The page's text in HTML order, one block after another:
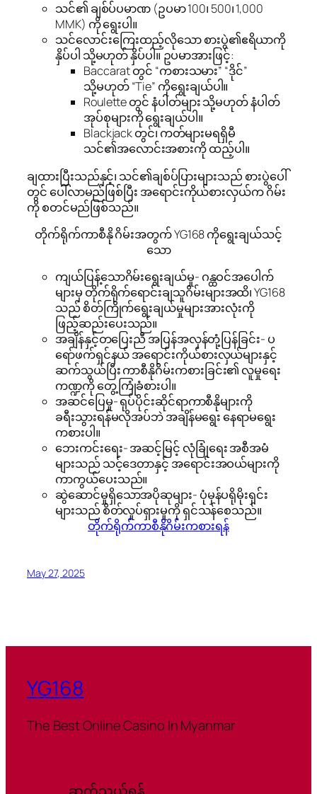
သင်၏ ချစ်ပ်ပမာဏ (ဥပမာ 100၊ 500၊ 1,000
MMK) ကို ရွေးပါ။
သင်လောင်းကြေးထည့်လိုသော စားပွဲ၏ဧရိယာကို
နှိပ်ပါ သို့မဟုတ် နှိပ်ပါ။ ဥပမာအားဖြင့်:
Baccarat တွင် “ကစားသမား” “ဒိုင်”
သို့မဟုတ် “Tie” ကိုရွေးချယ်ပါ။
Roulette တွင် နံပါတ်များ သို့မဟုတ် နံပါတ်
အုပ်စုများကို ရွေးချယ်ပါ။
Blackjack တွင်၊ ကတ်များမရရှိမီ
သင်၏အလောင်းအစားကို ထည့်ပါ။
ချထားပြီးသည်နှင့်၊ သင်၏ချစ်ပ်ပြားများသည် စားပွဲပေါ်
တွင် ပေါ်လာမည်ဖြစ်ပြီး အရောင်းကိုယ်စားလှယ်က ဂိမ်း
ကို စတင်မည်ဖြစ်သည်။
တိုက်ရိုက်ကာစီနို ဂိမ်းအတွက် YG168 ကိုရွေးချယ်သင့်
သော
ကျယ်ပြန့်သောဂိမ်းရွေးချယ်မှု- ဂန္ထဝင်အပေါက်
များမှ တိုက်ရိုက်ရောင်းချသူဂိမ်းများအထိ၊ YG168
သည် စိတ်ကြိုက်ရွေးချယ်မှုများအားလုံးကို
ဖြည့်ဆည်းပေးသည်။
အချိန်နှင့်တပြေးညီ အပြန်အလှန်တုံ့ပြန်ခြင်း- ပ
ရော်ဖက်ရှင်နယ် အရောင်းကိုယ်စားလှယ်များနှင့်
ဆက်သွယ်ပြီး ကာစီနိုဂိမ်းကစားခြင်း၏ လူမှုရေး
ကဏ္ဍကို တွေ့ကြုံခံစားပါ။
အဆင်ပြေမှု- ရုပ်ပိုင်းဆိုင်ရာကာစီနိုများကို
ခရီးသွားရန်မလိုအပ်ဘဲ အချိန်မရွေး နေရာမရွေး
ကစားပါ။
ဘေးကင်းရေး- အဆင့်မြင့် လုံခြုံရေး အစီအမံ
များသည် သင့်ဒေတာနှင့် အရောင်းအဝယ်များကို
ကာကွယ်ပေးသည်။
ဆွဲဆောင်မှုရှိသောအပိုဆုများ- ပုံမှန်ပရိုမိုးရှင်း
များသည် စိတ်လှုပ်ရှားမှုကို ရှင်သန်စေသည်။
တိုက်ရိုက်ကာစီနိုဂိမ်းကစားရန်
May 27, 2025
YG168
The Best Online Casino In Myanmar
ဆက်သွယ်ရန်